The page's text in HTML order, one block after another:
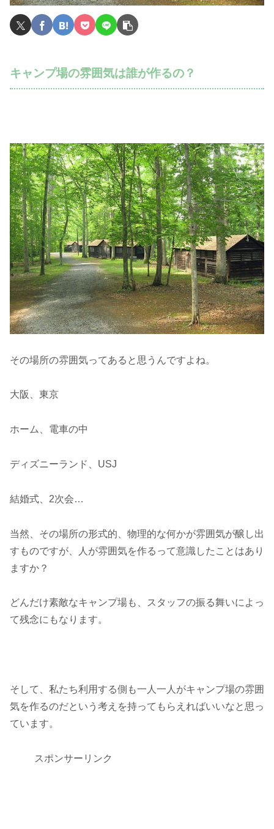
キャンプ場の雰囲気は誰が作るの？
その場所の雰囲気ってあると思うんですよね。
大阪、東京
ホーム、電車の中
ディズニーランド、USJ
結婚式、2次会…
当然、その場所の形式的、物理的な何かが雰囲気が醸し出
すものですが、人が雰囲気を作るって意識したことはあり
ますか？
どんだけ素敵なキャンプ場も、スタッフの振る舞いによっ
て残念にもなります。
そして、私たち利用する側も一人一人がキャンプ場の雰囲
気を作るのだという考えを持ってもらえればいいなと思っ
ています。
スポンサーリンク